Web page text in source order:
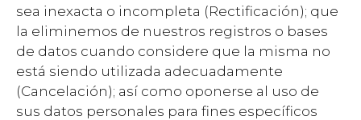
sea inexacta o incompleta (Rectificación); que
la eliminemos de nuestros registros o bases
de datos cuando considere que la misma no
está siendo utilizada adecuadamente
(Cancelación); así como oponerse al uso de
sus datos personales para fines específicos